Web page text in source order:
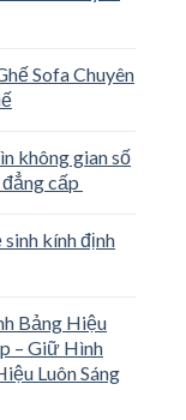
Sofa Chuyên
không gian số
cấp
kính định
Bảng Hiệu
– Giữ Hình
Luôn Sáng